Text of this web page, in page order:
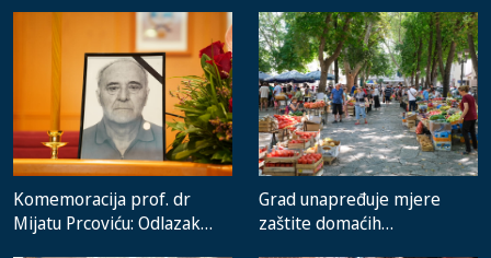
Komemoracija prof. dr
Mijatu Prcoviću: Odlazak
Grad unapređuje mjere
zaštite domaćih